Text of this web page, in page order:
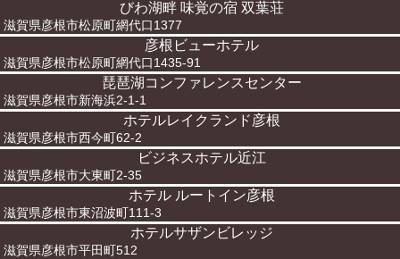
びわ湖畔 味覚の宿 双葉荘
滋賀県彦根市松原町網代口1377
彦根ビューホテル
滋賀県彦根市松原町網代口1435-91
琵琶湖コンファレンスセンター
滋賀県彦根市新海浜2-1-1
ホテルレイクランド彦根
滋賀県彦根市西今町62-2
ビジネスホテル近江
滋賀県彦根市大東町2-35
ホテル ルートイン彦根
滋賀県彦根市東沼波町111-3
ホテルサザンビレッジ
滋賀県彦根市平田町512